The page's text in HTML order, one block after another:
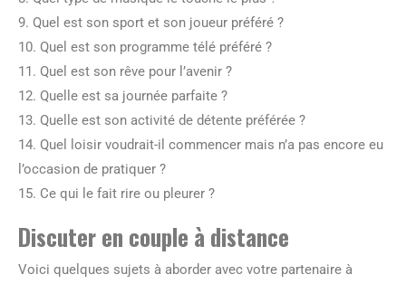
9. Quel est son sport et son joueur préféré ?
10. Quel est son programme télé préféré ?
11. Quel est son rêve pour l’avenir ?
12. Quelle est sa journée parfaite ?
13. Quelle est son activité de détente préférée ?
14. Quel loisir voudrait-il commencer mais n’a pas encore eu
l’occasion de pratiquer ?
15. Ce qui le fait rire ou pleurer ?
Discuter en couple à distance
Voici quelques sujets à aborder avec votre partenaire à